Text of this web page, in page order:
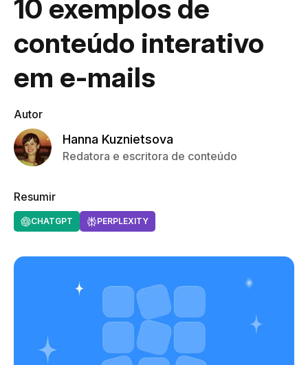
10 exemplos de
conteúdo interativo
em e-mails
Autor
Hanna Kuznietsova
Redatora e escritora de conteúdo
Resumir
CHATGPT PERPLEXITY